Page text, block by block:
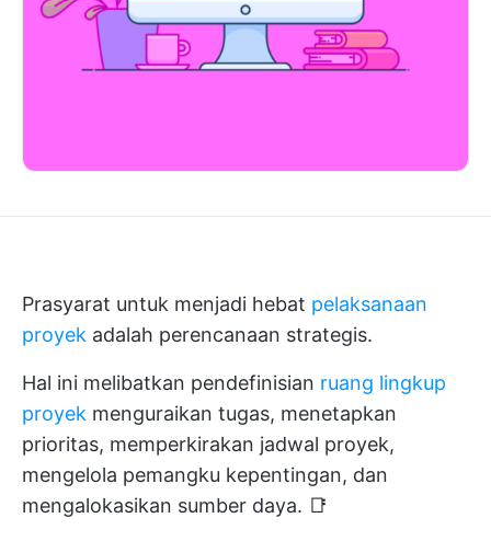
Prasyarat untuk menjadi hebat pelaksanaan
proyek adalah perencanaan strategis.
Hal ini melibatkan pendefinisian ruang lingkup
proyek menguraikan tugas, menetapkan
prioritas, memperkirakan jadwal proyek,
mengelola pemangku kepentingan, dan
mengalokasikan sumber daya. 📑